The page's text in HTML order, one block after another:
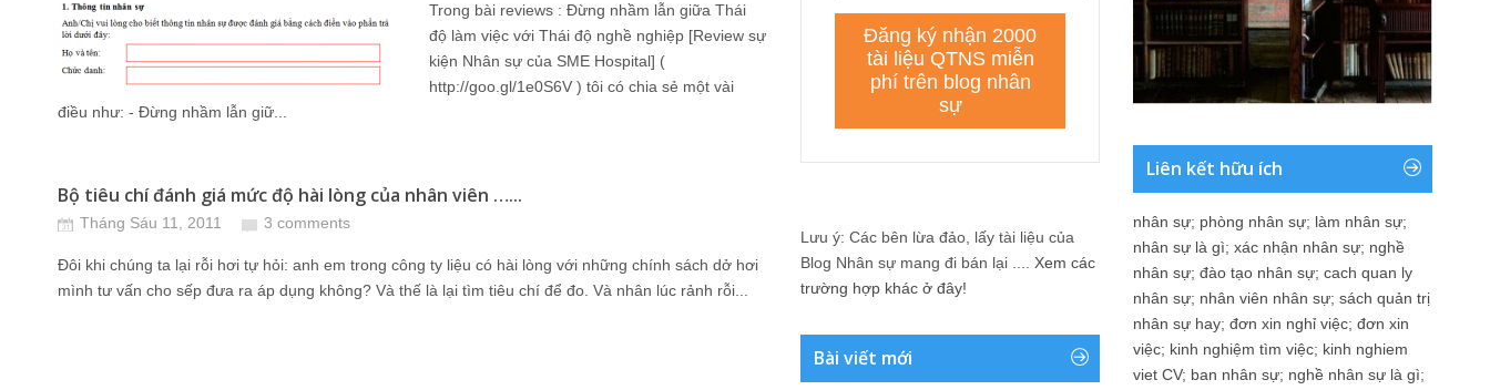
Trong bài reviews : Đừng nhầm lẫn giữa Thái
độ làm việc với Thái độ nghề nghiệp [Review sự
kiện Nhân sự của SME Hospital] (
http://goo.gl/1e0S6V ) tôi có chia sẻ một vài
điều như: - Đừng nhầm lẫn giữ...
Bộ tiêu chí đánh giá mức độ hài lòng của nhân viên …...
Tháng Sáu 11, 2011 3 comments
Đôi khi chúng ta lại rỗi hơi tự hỏi: anh em trong công ty liệu có hài lòng với những chính sách dở hơi
mình tư vấn cho sếp đưa ra áp dụng không? Và thế là lại tìm tiêu chí để đo. Và nhân lúc rảnh rỗi...
Lưu ý: Các bên lừa đảo, lấy tài liệu của
Blog Nhân sự mang đi bán lại .... Xem các
trường hợp khác ở đây!
Bài viết mới
Liên kết hữu ích
nhân sự; phòng nhân sự; làm nhân sự;
nhân sự là gì; xác nhận nhân sự; nghề
nhân sự; đào tạo nhân sự; cach quan ly
nhân sự; nhân viên nhân sự; sách quản trị
nhân sự hay; đơn xin nghỉ việc; đơn xin
việc; kinh nghiệm tìm việc; kinh nghiem
viet CV; ban nhân sự; nghề nhân sự là gì;